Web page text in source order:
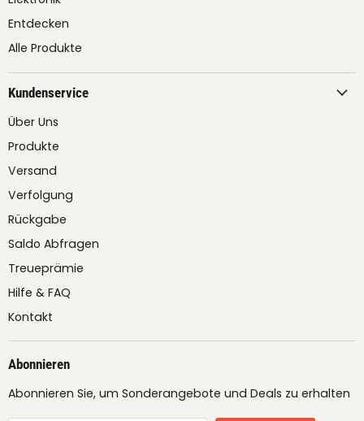
Entdecken
Alle Produkte
Kundenservice
Über Uns
Produkte
Versand
Verfolgung
Rückgabe
Saldo Abfragen
Treueprämie
Hilfe & FAQ
Kontakt
Abonnieren
Abonnieren Sie, um Sonderangebote und Deals zu erhalten